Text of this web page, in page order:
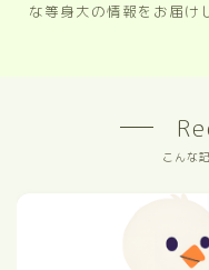
な等身大の情報をお届け
こんな